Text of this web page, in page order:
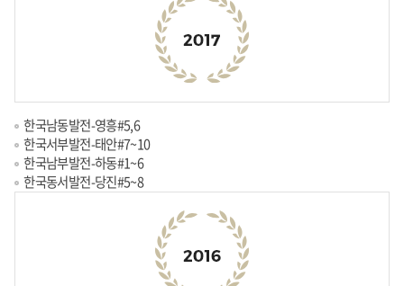
한국남동발전-영흥#5,6
한국서부발전-태안#7~10
한국남부발전-하동#1~6
한국동서발전-당진#5~8